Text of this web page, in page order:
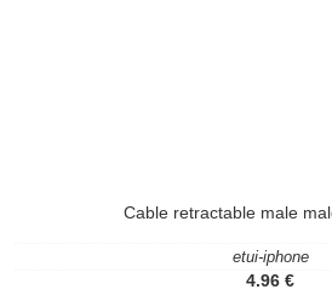
Cable retractable male
etui-iphone
4.96 €